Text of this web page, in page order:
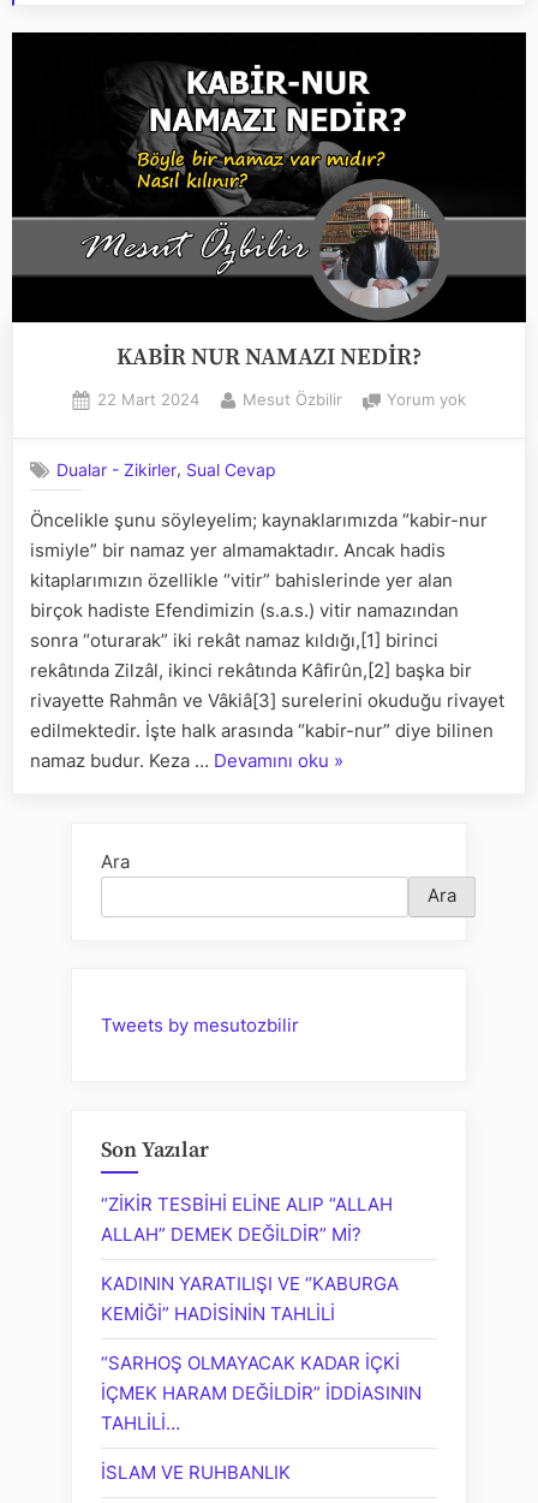
KABİR NUR NAMAZI NEDİR?
Posted
22 Mart 2024 By
Mesut Özbilir Yorum yok
Dualar - Zikirler, Sual Cevap
Öncelikle şunu söyleyelim; kaynaklarımızda “kabir-nur
ismiyle” bir namaz yer almamaktadır. Ancak hadis
kitaplarımızın özellikle “vitir” bahislerinde yer alan
birçok hadiste Efendimizin (s.a.s.) vitir namazından
sonra “oturarak” iki rekât namaz kıldığı,[1] birinci
rekâtında Zilzâl, ikinci rekâtında Kâfirûn,[2] başka bir
rivayette Rahmân ve Vâkiâ[3] surelerini okuduğu rivayet
edilmektedir. İşte halk arasında “kabir-nur” diye bilinen
namaz budur. Keza … Devamını oku “KABİR
»
Ara
Ara
Tweets by mesutozbilir
Son Yazılar
“ZİKİR TESBİHİ ELİNE ALIP “ALLAH
ALLAH” DEMEK DEĞİLDİR” Mİ?
KADININ YARATILIŞI VE “KABURGA
KEMİĞİ” HADİSİNİN TAHLİLİ
“SARHOŞ OLMAYACAK KADAR İÇKİ
İÇMEK HARAM DEĞİLDİR” İDDİASININ
TAHLİLİ…
İSLAM VE RUHBANLIK